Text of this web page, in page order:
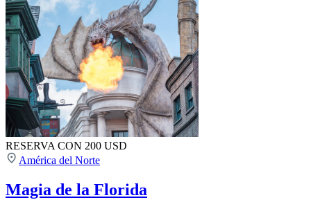
RESERVA CON 200 USD
América del Norte
Magia de la Florida